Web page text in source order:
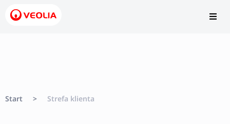
Start > Strefa klienta